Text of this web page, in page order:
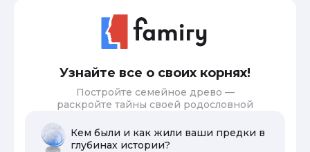
Узнайте все о своих корнях!
Постройте семейное древо —
раскройте тайны своей родословной
Кем были и как жили ваши предки в
глубинах истории?